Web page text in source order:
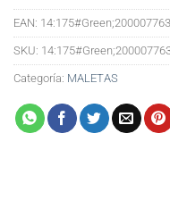
EAN:
SKU:
Categoría: MALETAS